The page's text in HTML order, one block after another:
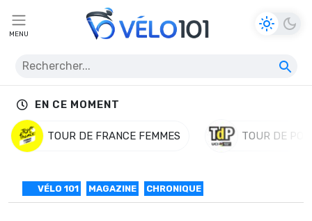
MENU
EN CE MOMENT
TOUR DE FRANCE FEMMES TOUR DE
VÉLO 101 MAGAZINE CHRONIQUE